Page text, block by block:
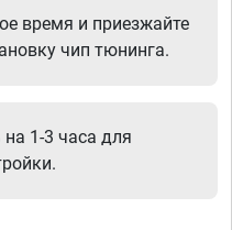
время и приезжайте
чип тюнинга.
1-3 часа для